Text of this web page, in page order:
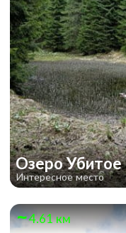
Озеро Убитое
Интересное место
4.61 км